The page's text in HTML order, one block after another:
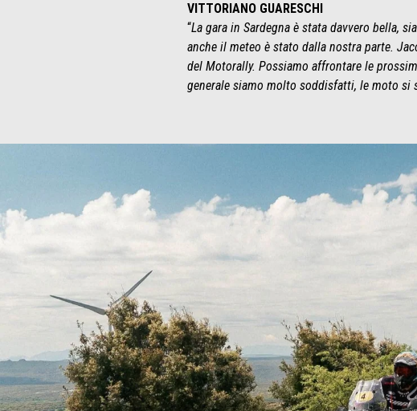
VITTORIANO GUARESCHI
“La gara in Sardegna è stata davvero bella,
anche il meteo è stato dalla nostra parte.
del Motorally. Possiamo affrontare le
generale siamo molto soddisfatti, le moto